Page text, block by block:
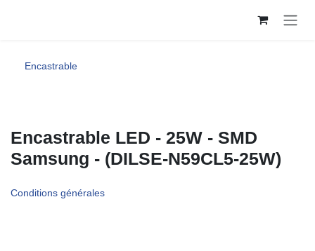
Encastrable
Destockage -70%
Encastrable LED - 25W - SMD
Samsung - (DILSE-N59CL5-25W)
Conditions générales